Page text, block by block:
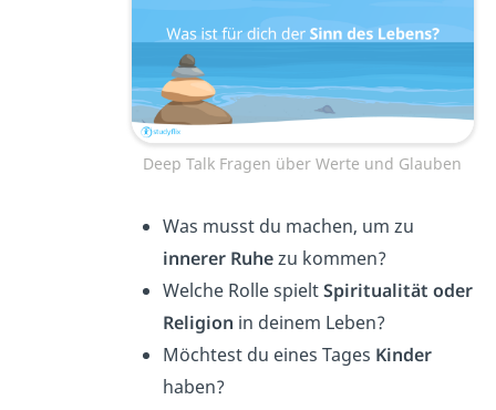
Deep Talk Fragen über Werte und Glauben
Was musst du machen, um zu
innerer Ruhezu kommen?
Welche Rolle spieltSpiritualität oder
Religion in deinem Leben?
Möchtest du eines Tages Kinder
haben?